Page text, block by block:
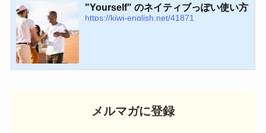
"Yourself" のネイティブっぽい使い方
https://kiwi-english.net/41871
メルマガに登録